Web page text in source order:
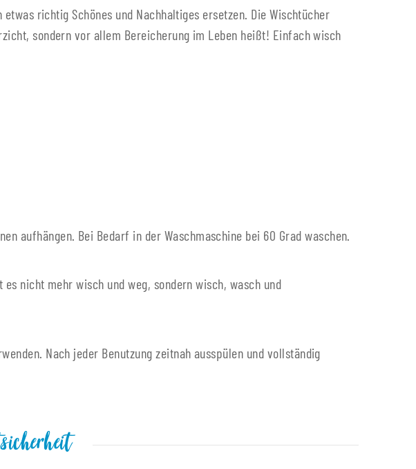
richtig Schönes und Nachhaltiges ersetzen. Die Wischtücher
sondern vor allem Bereicherung im Leben heißt! Einfach wisch
aufhängen. Bei Bedarf in der Waschmaschine bei 60 Grad waschen.
nicht mehr wisch und weg, sondern wisch, wasch und
Nach jeder Benutzung zeitnah ausspülen und vollständig